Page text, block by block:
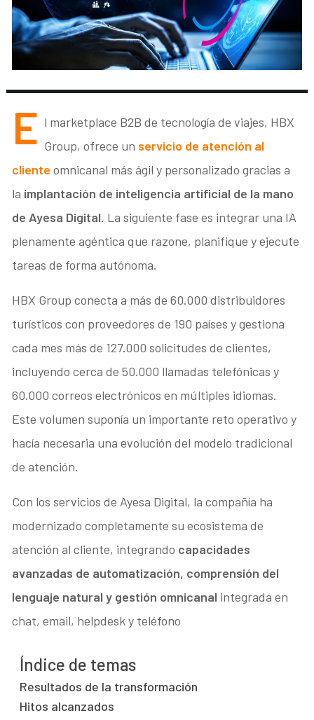
E l marketplace B2B de tecnología de viajes, HBX
Group, ofrece un servicio de atención al
cliente omnicanal más ágil y personalizado gracias a
la implantación de inteligencia artificial de la mano
de Ayesa Digital. La siguiente fase es integrar una IA
plenamente agéntica que razone, planifique y ejecute
tareas de forma autónoma.
HBX Group conecta a más de 60.000 distribuidores
turísticos con proveedores de 190 países y gestiona
cada mes más de 127.000 solicitudes de clientes,
incluyendo cerca de 50.000 llamadas telefónicas y
60.000 correos electrónicos en múltiples idiomas.
Este volumen suponía un importante reto operativo y
hacía necesaria una evolución del modelo tradicional
de atención.
Con los servicios de Ayesa Digital, la compañía ha
modernizado completamente su ecosistema de
atención al cliente, integrando capacidades
avanzadas de automatización, comprensión del
lenguaje natural y gestión omnicanal integrada en
chat, email, helpdesk y teléfono
Índice de temas
Resultados de la transformación
Hitos alcanzados